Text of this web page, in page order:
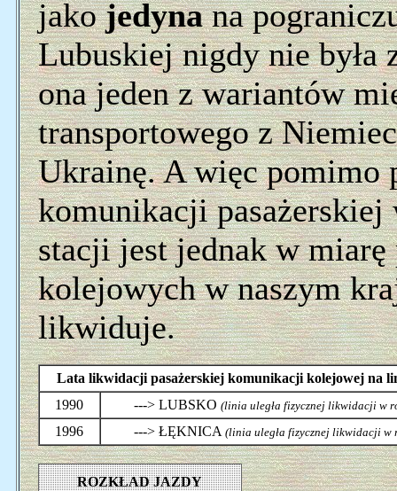
jakojedynana
Lubuskiej nigdy nie była
ona jeden z wariantów
transportowego z
Ukrainę. A więc pomimo
komunikacji pasażerskiej
stacji jest jednak w
kolejowych w naszym
likwiduje.
Lata likwidacji pasażerskiej komunikacji kolejowej na
1990
---> LUBSKO(linia uległa fizycznej likwidacji w
1996 ---> ŁĘKNICA(linia uległa fizycznej likwidacji w
ROZKŁAD JAZDY